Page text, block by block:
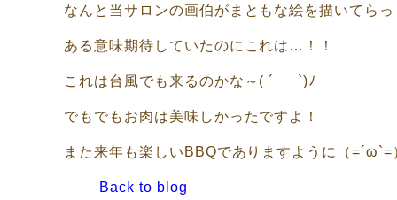
なんと当サロンの画伯がまともな絵を描いてら
ある意味期待していたのにこれは…！！
これは台風でも来るのかな～( ´_ゝ`)ﾉ
でもでもお肉は美味しかったですよ！
また来年も楽しいBBQでありますように（=´ω`=
Back to blog